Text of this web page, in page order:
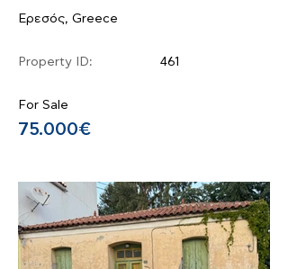
Ερεσός, Greece
Property ID: 461
For Sale
75.000€